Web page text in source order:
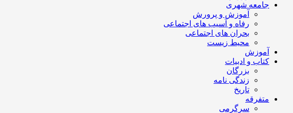
تهران
جامعه شهری
آموزش و پرورش
رفاه و آسیب های اجتماعی
بحران های اجتماعی
محیط زیست
آموزش
کتاب و ادبیات
بزرگان
زندگی نامه
تاریخ
متفرقه
سرگرمی